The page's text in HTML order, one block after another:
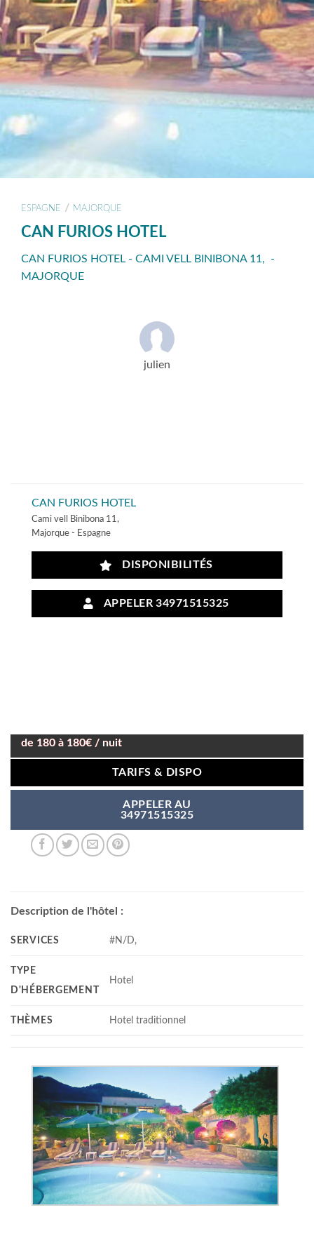
ESPAGNE / MAJORQUE
CAN FURIOS HOTEL
CAN FURIOS HOTEL - CAMI VELL BINIBONA 11, -
MAJORQUE
julien
CAN FURIOS HOTEL
Cami vell Binibona 11,
Majorque - Espagne
DISPONIBILITÉS
APPELER 34971515325
de 180 à 180€ / nuit
TARIFS & DISPO
APPELER AU
34971515325
Description de l'hôtel :
SERVICES #N/D,
TYPE
D'HÉBERGEMENT
Hotel
THÈMES Hotel traditionnel